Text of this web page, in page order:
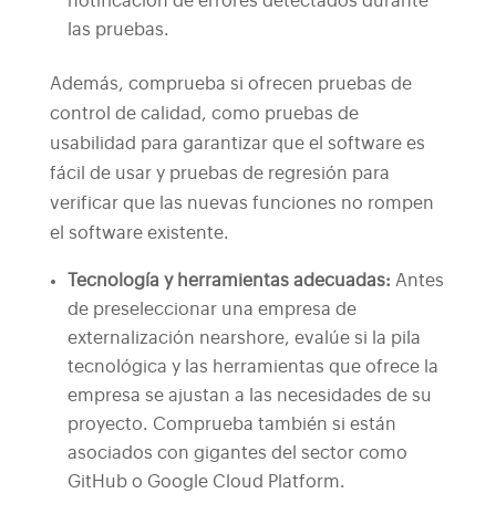
las pruebas.
Además, comprueba si ofrecen pruebas de
control de calidad, como pruebas de
usabilidad para garantizar que el software es
fácil de usar y pruebas de regresión para
verificar que las nuevas funciones no rompen
el software existente.
Tecnología y herramientas adecuadas: Antes
de preseleccionar una empresa de
externalización nearshore, evalúe si la pila
tecnológica y las herramientas que ofrece la
empresa se ajustan a las necesidades de su
proyecto. Comprueba también si están
asociados con gigantes del sector como
GitHub o Google Cloud Platform.